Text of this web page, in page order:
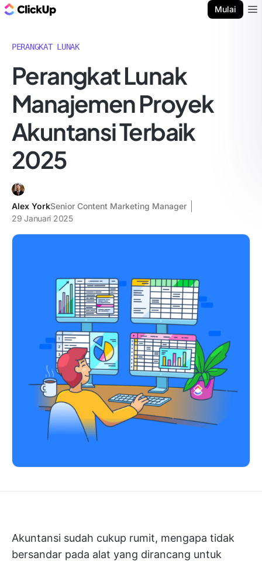
Mulai
PERANGKAT LUNAK
Perangkat Lunak
Manajemen Proyek
Akuntansi Terbaik
2025
Alex YorkSenior Content Marketing Manager
29 Januari 2025
Akuntansi sudah cukup rumit, mengapa tidak
bersandar pada alat yang dirancang untuk